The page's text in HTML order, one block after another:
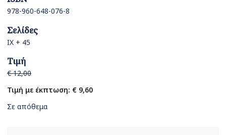
978-960-648-076-8
Σελίδες
IX + 45
Τιμή
€ 12,00
Τιμή με έκπτωση: € 9,60
Σε απόθεμα